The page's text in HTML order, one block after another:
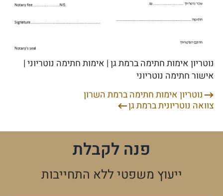
נוטריון אימות חתימה ברמת גן | אימות חתימה נוטריוני |
אישור חתימה נוטריוני
ניווטנוטריון אימות חתימה ברמת השרון
צוואה נוטריונית ברמת גן
פנה לקבלת
ייעוץ משפטי ללא התחייבות